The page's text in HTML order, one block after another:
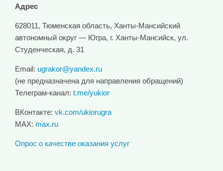
Адрес
628011, Тюменская область, Ханты-Мансийский
автономный округ — Югра, г. Ханты-Мансийск, ул.
Студенческая, д. 31
Email: ugrakor@yandex.ru
(не предназначена для направления обращений)
Телеграм-канал: t.me/yukior
ВКонтакте: vk.com/ukiorugra
MAX: max.ru
Опрос о качестве оказания услуг